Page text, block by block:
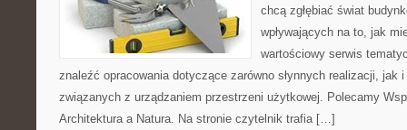
chcą zgłębiać świat
wpływających na to, jak
wartościowy serwis
znaleźć opracowania dotyczące zarówno słynnych realizacji, jak
związanych z urządzaniem przestrzeni użytkowej. Polecamy
Architektura a Natura. Na stronie czytelnik trafia […]